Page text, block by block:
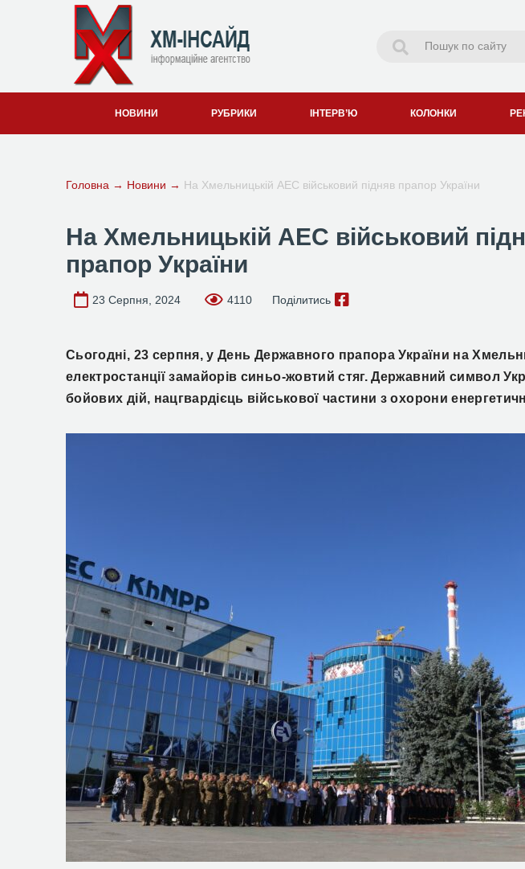
НОВИНИ РУБРИКИ ІНТЕРВ’Ю КОЛОНКИ
Головна → Новини → На Хмельницькій АЕС військовий підняв прапор України
На Хмельницькій АЕС військовий
прапор України
23 Серпня, 2024 4110 Поділитись
Сьогодні, 23 серпня, у День Державного прапора України на
електростанції замайорів синьо-жовтий стяг. Державний символ
бойових дій, нацгвардієць військової частини з охорони